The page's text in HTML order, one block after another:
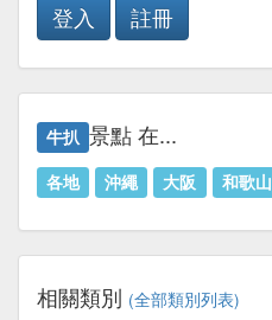
登入
註冊
牛扒 景點 在...
各地 沖繩 大阪 和歌山
相關類別 (全部類別列表)